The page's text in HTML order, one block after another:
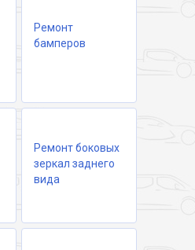
Ремонт
бамперов
Ремонт боковых
зеркал заднего
вида